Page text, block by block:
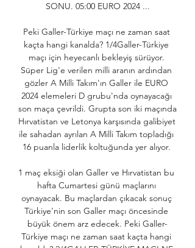
SONU. 05:00 EURO 2024 ...
Peki Galler-Türkiye maçı ne zaman saat
kaçta hangi kanalda? 1/4Galler-Türkiye
maçı için heyecanlı bekleyiş sürüyor.
Süper Lig'e verilen milli aranın ardından
gözler A Milli Takım'ın Galler ile EURO
2024 elemeleri D grubu'nda oynayacağı
son maça çevrildi. Grupta son iki maçında
Hırvatistan ve Letonya karşısında galibiyet
ile sahadan ayrılan A Milli Takım topladığı
16 puanla liderlik koltuğunda yer alıyor.
1 maç eksiği olan Galler ve Hırvatistan bu
hafta Cumartesi günü maçlarını
oynayacak. Bu maçlardan çıkacak sonuç
Türkiye'nin son Galler maçı öncesinde
büyük önem arz edecek. Peki Galler-
Türkiye maçı ne zaman saat kaçta hangi